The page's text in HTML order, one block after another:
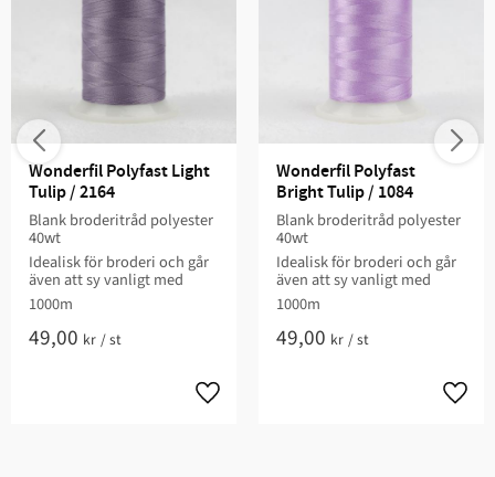
Wonderfil Polyfast Light
Tulip / 2164
Blank broderitråd polyester
40wt
Idealisk för broderi och går
även att sy vanligt med
1000m
49,00 kr /st
Wonderfil Polyfast
Bright Tulip / 1084
Blank broderitråd polyester
40wt
Idealisk för broderi och går
även att sy vanligt med
1000m
49,00 kr /st